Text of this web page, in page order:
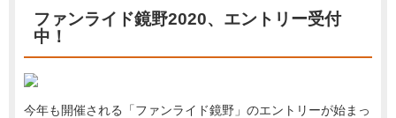
ファンライド鏡野2020、エントリー受付
中！
今年も開催される「ファンライド鏡野」のエントリーが始まっ